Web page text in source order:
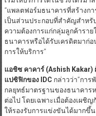
“แพลตฟอร์มธนาคารที่สร้างก
เป็นส่วนประกอบที่สำคัญสำหรั
ความต้องการแก่กลุ่มลูกค้าราย
ธนาคารหรือได้รับเครดิตมาก่
การให้บริการ”
แอชิซ คาคาร์ (Ashish Kakar)
แปซิฟิกของ IDC กล่าวว่า”กา
กลยุทธ์มาตรฐานของธนาคาร
ต่อไป โดยเฉพาะเมื่อต้องเผชิ
ให้รองรับการแข่งขันได้มากขึ้